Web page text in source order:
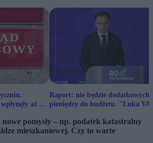
aż 42
Raport: nie będzie dodatkowych
pieniędzy do budżetu. "Luka
pomysły – np. podatek katastralny
mieszkaniowej. Czy to warte